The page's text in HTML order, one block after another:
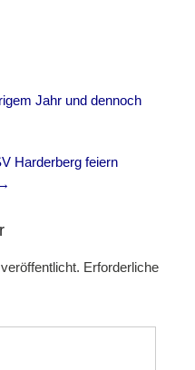
Jahr und dennoch
Harderberg feiern
→
Erforderliche